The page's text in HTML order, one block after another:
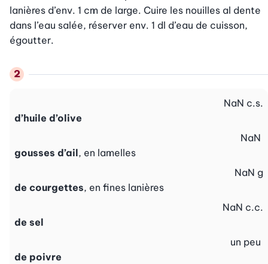
lanières d’env. 1 cm de large. Cuire les nouilles al dente
dans l’eau salée, réserver env. 1 dl d’eau de cuisson,
égoutter.
d’huile d’olive
NaN c.s.
gousses d’ail, en lamelles
NaN
de courgettes, en fines lanières
NaN g
de sel
NaN c.c.
de poivre
un peu